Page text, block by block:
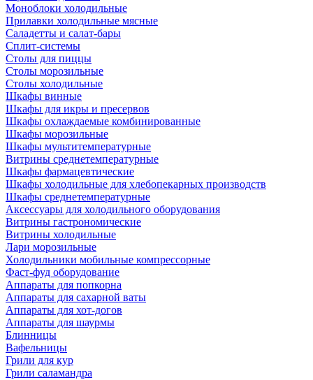
Моноблоки холодильные
Прилавки холодильные мясные
Саладетты и салат-бары
Сплит-системы
Столы для пиццы
Столы морозильные
Столы холодильные
Шкафы винные
Шкафы для икры и пресервов
Шкафы охлаждаемые комбинированные
Шкафы морозильные
Шкафы мультитемпературные
Витрины среднетемпературные
Шкафы фармацевтические
Шкафы холодильные для хлебопекарных производств
Шкафы среднетемпературные
Аксессуары для холодильного оборудования
Витрины гастрономические
Витрины холодильные
Лари морозильные
Холодильники мобильные компрессорные
Фаст-фуд оборудование
Аппараты для попкорна
Аппараты для сахарной ваты
Аппараты для хот-догов
Аппараты для шаурмы
Блинницы
Вафельницы
Грили для кур
Грили саламандра